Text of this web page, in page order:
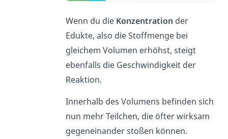
Wenn du die Konzentration der
Edukte, also die Stoffmenge bei
gleichem Volumen erhöhst, steigt
ebenfalls die Geschwindigkeit der
Reaktion.
Innerhalb des Volumens befinden sich
nun mehr Teilchen, die öfter wirksam
gegeneinander stoßen können.